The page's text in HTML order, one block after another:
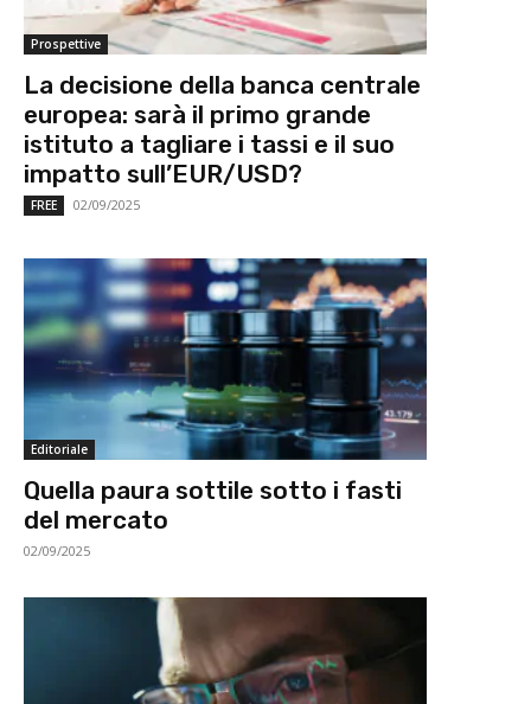
Prospettive
La decisione della banca centrale
europea: sarà il primo grande
istituto a tagliare i tassi e il suo
impatto sull’EUR/USD?
FREE 02/09/2025
Editoriale
Quella paura sottile sotto i fasti
del mercato
02/09/2025